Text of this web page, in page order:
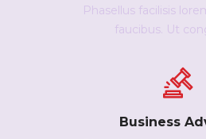
Phasellus facilisis
faucibus. Ut
Business